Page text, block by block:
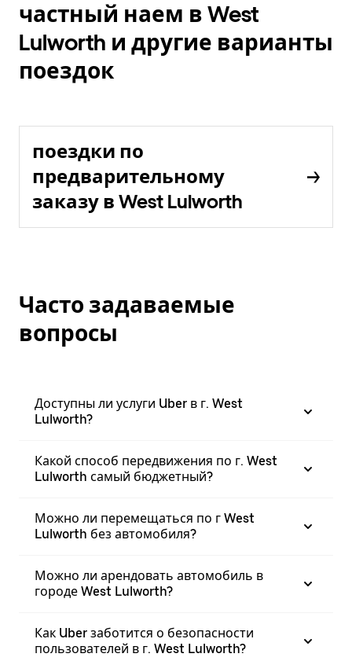
частный наем в West
Lulworth и другие варианты
поездок
поездки по
предварительному
заказу в West Lulworth
Часто задаваемые
вопросы
Доступны ли услуги Uber в г. West
Lulworth?
Какой способ передвижения по г. West
Lulworth самый бюджетный?
Можно ли перемещаться по г West
Lulworth без автомобиля?
Можно ли арендовать автомобиль в
городе West Lulworth?
Как Uber заботится о безопасности
пользователей в г. West Lulworth?